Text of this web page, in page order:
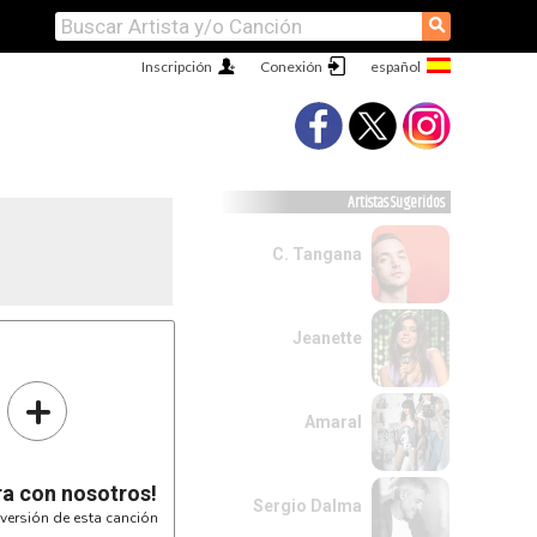
⚲
Conexión
Inscripción
+
con nosotros!
de esta canción
Artistas Sugeridos
C. Tangana
Jeanette
Amaral
Sergio Dalma